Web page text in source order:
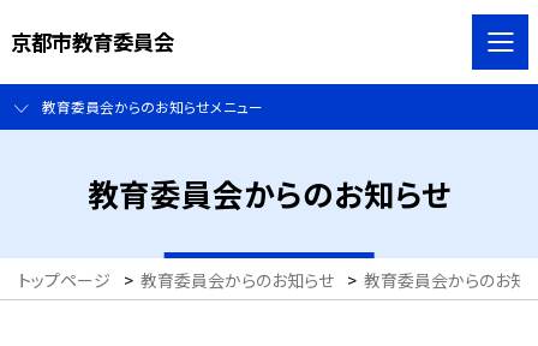
京都市教育委員会
教育委員会からのお知らせメニュー
教育委員会からのお知らせ
トップページ > 教育委員会からのお知らせ > 教育委員会からのお知